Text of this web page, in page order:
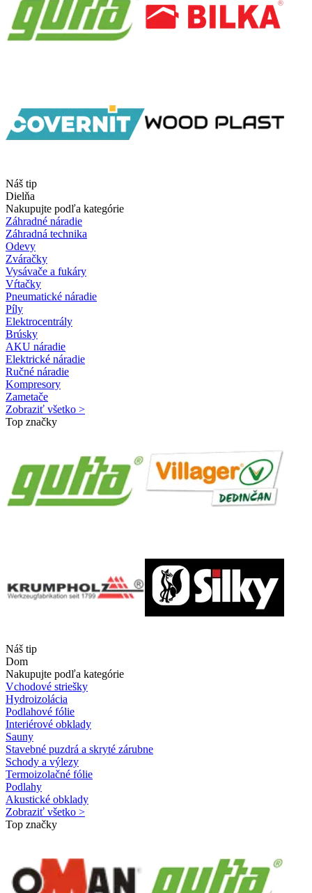
Náš tip
Dielňa
Nakupujte podľa kategórie
Záhradné náradie
Záhradná technika
Odevy
Zváračky
Vysávače a fukáry
Vŕtačky
Pneumatické náradie
Píly
Elektrocentrály
Brúsky
AKU náradie
Elektrické náradie
Ručné náradie
Kompresory
Zametače
Zobraziť všetko >
Top značky
Náš tip
Dom
Nakupujte podľa kategórie
Vchodové striešky
Hydroizolácia
Podlahové fólie
Interiérové obklady
Sauny
Stavebné puzdrá a skryté zárubne
Schody a výlezy
Termoizolačné fólie
Podlahy
Akustické obklady
Zobraziť všetko >
Top značky